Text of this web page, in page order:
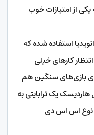
که یکی از امتیازات خوب
استفاده شده که
آن انتظار کارهای خیلی
بازی‌های سنگین هم
یک ترابایتی به
از نوع اس اس دی